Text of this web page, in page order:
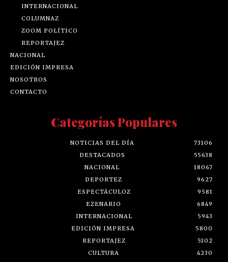
INTERNACIONAL
COLUMNAZ
ZOOM POLÍTICO
REPORTAJEZ
NACIONAL
EDICIÓN IMPRESA
NOSOTROS
CONTACTO
Categorías Populares
NOTICIAS DEL DÍA
73106
DESTACADOS
55638
NACIONAL
18067
DEPORTEZ
9627
ESPECTÁCULOZ
9581
EZENARIO
6849
INTERNACIONAL
5943
EDICIÓN IMPRESA
5800
REPORTAJEZ
5102
CULTURA
4230